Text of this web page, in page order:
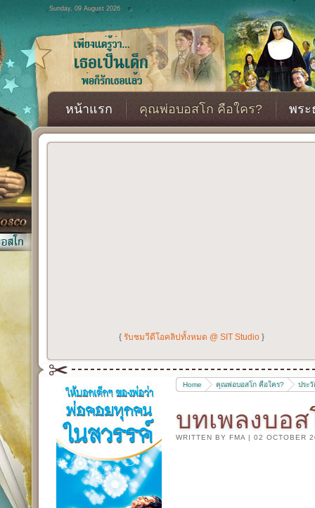
Sunday, 09 August 2026
หน้าแรก คุณพ่อบอสโก คือใคร? พระ
{ รับชมวีดีโอคลิปทั้งหมด @ SIT Studio }
Home คุณพ่อบอสโก คือใคร? ประ
บทเพลงบอ
WRITTEN BY FMA | 02 OCTOBER